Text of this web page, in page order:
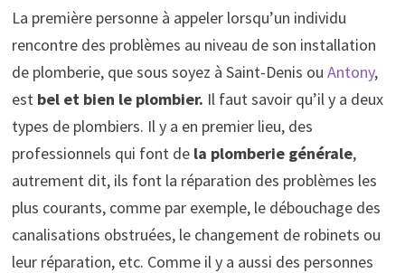
La première personne à appeler lorsqu’un individu
rencontre des problèmes au niveau de son installation
de plomberie, que sous soyez à Saint-Denis ou Antony,
est bel et bien le plombier. Il faut savoir qu’il y a deux
types de plombiers. Il y a en premier lieu, des
professionnels qui font dela plomberie générale,
autrement dit, ils font la réparation des problèmes les
plus courants, comme par exemple, le débouchage des
canalisations obstruées, le changement de robinets ou
leur réparation, etc. Comme il y a aussi des personnes